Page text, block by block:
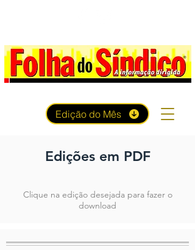
Edição do Mês
Edições em PDF
Clique na edição desejada para fazer o
download